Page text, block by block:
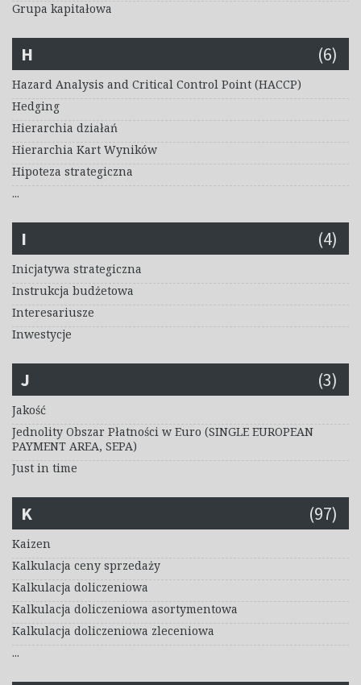
Grupa kapitałowa
H (6)
Hazard Analysis and Critical Control Point (HACCP)
Hedging
Hierarchia działań
Hierarchia Kart Wyników
Hipoteza strategiczna
...
I (4)
Inicjatywa strategiczna
Instrukcja budżetowa
Interesariusze
Inwestycje
J (3)
Jakość
Jednolity Obszar Płatności w Euro (SINGLE EUROPEAN
PAYMENT AREA, SEPA)
Just in time
K (97)
Kaizen
Kalkulacja ceny sprzedaży
Kalkulacja doliczeniowa
Kalkulacja doliczeniowa asortymentowa
Kalkulacja doliczeniowa zleceniowa
...